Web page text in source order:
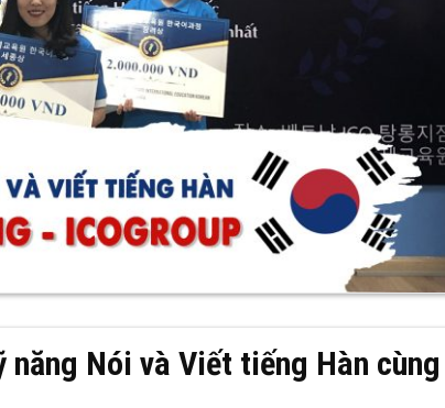
Nói và Viết tiếng Hàn cùng